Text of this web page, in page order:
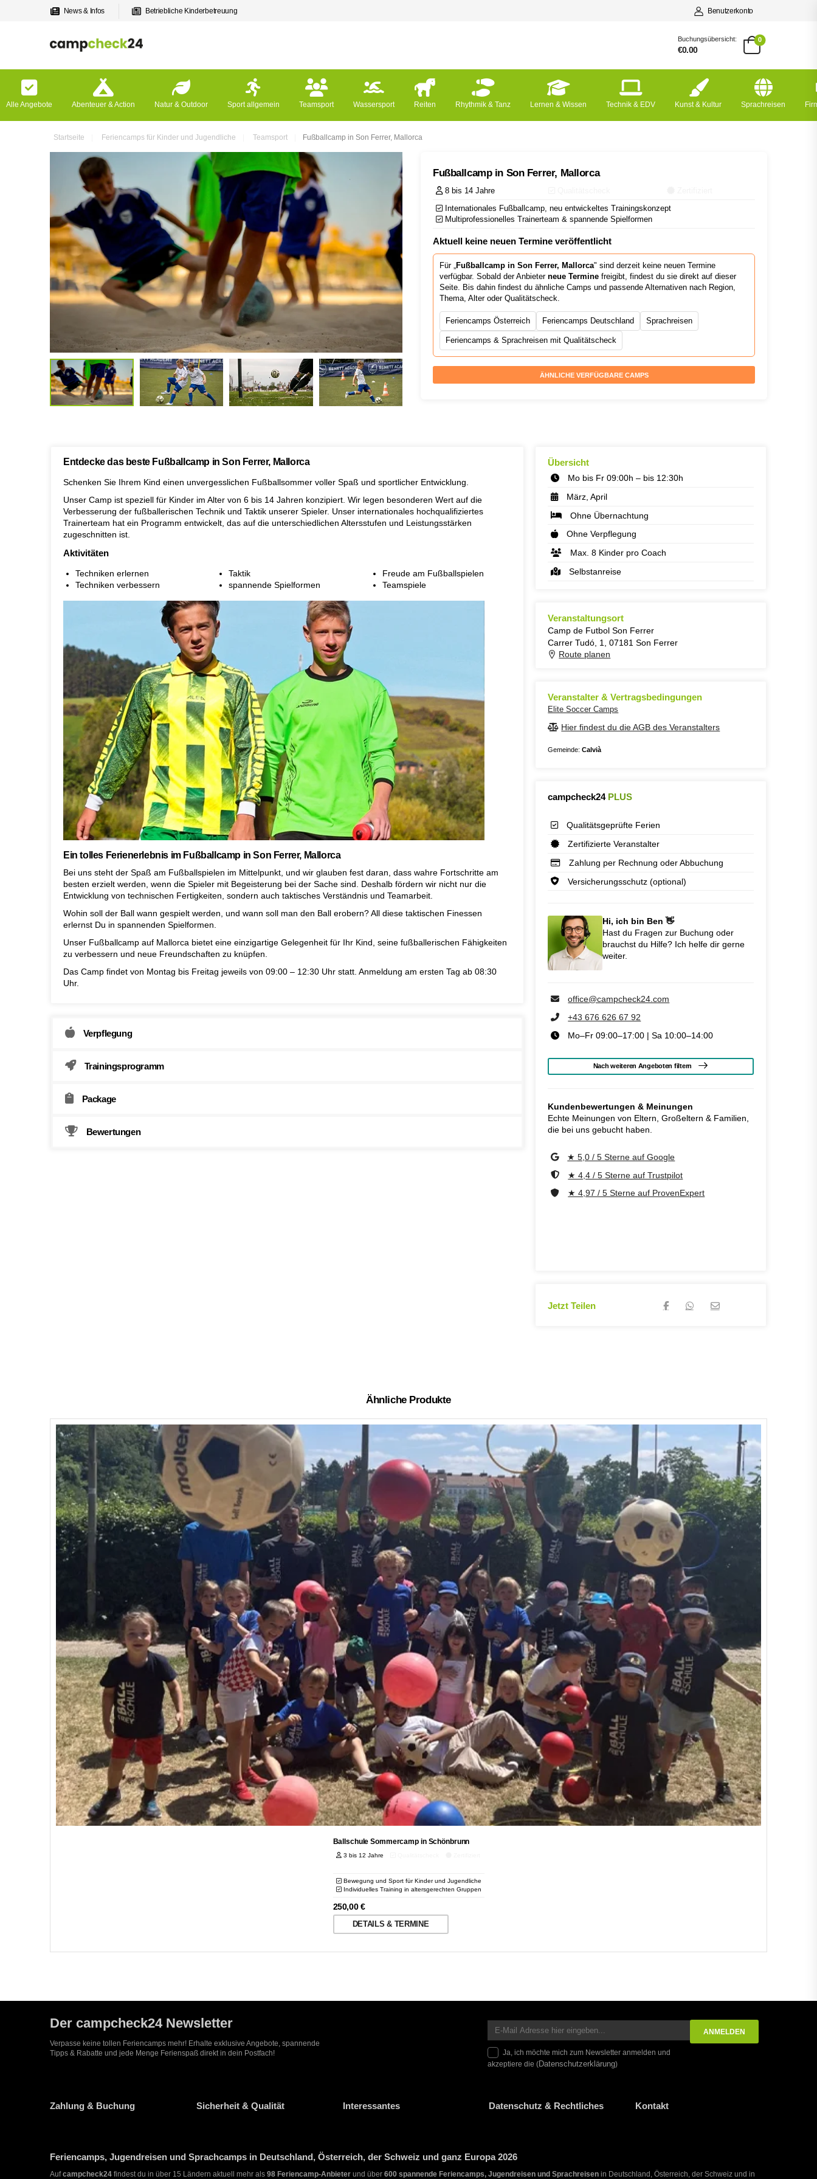
News & Infos Betriebliche Kinderbetreuung Benutzerkonto
Buchungsübersicht:
€0.00
0
Alle Angebote Abenteuer & Action Natur & Outdoor Sport allgemein Teamsport Wassersport Reiten Rhythmik & Tanz Lernen & Wissen Technik & EDV Kunst & Kultur Sprachreisen
Startseite Feriencamps für Kinder und Jugendliche Teamsport Fußballcamp in Son Ferrer, Mallorca
Fußballcamp in Son Ferrer, Mallorca
8 bis 14 Jahre
Internationales Fußballcamp, neu entwickeltes Trainingskonzept
Multiprofessionelles Trainerteam & spannende Spielformen
Aktuell keine neuen Termine veröffentlicht
Für „Fußballcamp in Son Ferrer, Mallorca" sind derzeit keine neuen Termine
verfügbar. Sobald der Anbieter neue Termine freigibt, findest du sie direkt auf dieser
Seite. Bis dahin findest du ähnliche Camps und passende Alternativen nach Region,
Thema, Alter oder Qualitätscheck.
Feriencamps Österreich Feriencamps Deutschland Sprachreisen
Feriencamps & Sprachreisen mit Qualitätscheck
ÄHNLICHE VERFÜGBARE CAMPS
Entdecke das beste Fußballcamp in Son Ferrer, Mallorca
Schenken Sie Ihrem Kind einen unvergesslichen Fußballsommer voller Spaß und sportlicher Entwicklung.
Unser Camp ist speziell für Kinder im Alter von 6 bis 14 Jahren konzipiert. Wir legen besonderen Wert auf die
Verbesserung der fußballerischen Technik und Taktik unserer Spieler. Unser internationales hochqualifiziertes
Trainerteam hat ein Programm entwickelt, das auf die unterschiedlichen Altersstufen und Leistungsstärken
zugeschnitten ist.
Aktivitäten
Techniken erlernen
Techniken verbessern
Taktik
spannende Spielformen
Freude am Fußballspielen
Teamspiele
Ein tolles Ferienerlebnis im Fußballcamp in Son Ferrer, Mallorca
Bei uns steht der Spaß am Fußballspielen im Mittelpunkt, und wir glauben fest daran, dass wahre Fortschritte am
besten erzielt werden, wenn die Spieler mit Begeisterung bei der Sache sind. Deshalb fördern wir nicht nur die
Entwicklung von technischen Fertigkeiten, sondern auch taktisches Verständnis und Teamarbeit.
Wohin soll der Ball wann gespielt werden, und wann soll man den Ball erobern? All diese taktischen Finessen
erlernst Du in spannenden Spielformen.
Unser Fußballcamp auf Mallorca bietet eine einzigartige Gelegenheit für Ihr Kind, seine fußballerischen Fähigkeiten
zu verbessern und neue Freundschaften zu knüpfen.
Das Camp findet von Montag bis Freitag jeweils von 09:00 – 12:30 Uhr statt. Anmeldung am ersten Tag ab 08:30
Uhr.
Verpflegung
Trainingsprogramm
Package
Bewertungen
Übersicht
Mo bis Fr 09:00h – bis 12:30h
März, April
Ohne Übernachtung
Ohne Verpflegung
Max. 8 Kinder pro Coach
Selbstanreise
Veranstaltungsort
Camp de Futbol Son Ferrer
Carrer Tudó, 1, 07181 Son Ferrer
Route planen
Veranstalter & Vertragsbedingungen
Elite Soccer Camps
Hier findest du die AGB des Veranstalters
Gemeinde:Calvià
campcheck24 PLUS
Qualitätsgeprüfte Ferien
Zertifizierte Veranstalter
Zahlung per Rechnung oder Abbuchung
Versicherungsschutz (optional)
Hi, ich bin Ben 👋
Hast du Fragen zur Buchung oder
brauchst du Hilfe? Ich helfe dir gerne
weiter.
office@campcheck24.com
+43 676 626 67 92
Mo–Fr 09:00–17:00 | Sa 10:00–14:00
Nach weiteren Angeboten filtern
Kundenbewertungen & Meinungen
Echte Meinungen von Eltern, Großeltern & Familien,
die bei uns gebucht haben.
★ 5,0 / 5 Sterne auf Google
★ 4,4 / 5 Sterne auf Trustpilot
★ 4,97 / 5 Sterne auf ProvenExpert
Jetzt Teilen
Ähnliche Produkte
Ballschule Sommercamp in Schönbrunn
3 bis 12 Jahre
Bewegung und Sport für Kinder und Jugendliche
Individuelles Training in altersgerechten Gruppen
250,00€
DETAILS & TERMINE
Der campcheck24 Newsletter
Verpasse keine tollen Feriencamps mehr! Erhalte exklusive Angebote, spannende
Tipps & Rabatte und jede Menge Ferienspaß direkt in dein Postfach!
Ja, ich möchte mich zum Newsletter anmelden und
akzeptiere die (Datenschutzerklärung)
Zahlung & Buchung Sicherheit & Qualität Interessantes Datenschutz & Rechtliches Kontakt
Feriencamps, Jugendreisen und Sprachcamps in Deutschland, Österreich, der Schweiz und ganz Europa 2026
Aufcampcheck24 findest du in über 15 Ländern aktuell mehr als 98 Feriencamp-Anbieter und über 600 spannende Feriencamps, Jugendreisen und Sprachreisen in Deutschland, Österreich, der Schweiz und in